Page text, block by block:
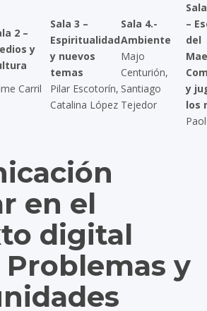
2 –
y
Carril
Sala 3 –
Espiritualidad
y nuevos
temas
Pilar Escotorín,
Catalina López
Sala 4.-
Ambiente
Majo
Centurión,
Santiago
Tejedor
–
del
y
los
en el
digital
y